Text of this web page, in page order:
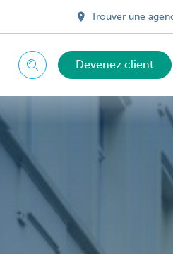
Trouver une
ChercherDevenez client